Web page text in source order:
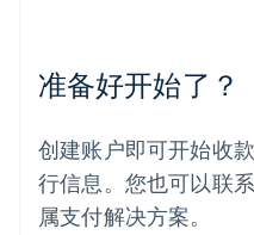
准备好开始了？
创建账户即可开始收
行信息。您也可以联
属支付解决方案。
日本
日本語English
SvenskaEnglish
瑞士
DeutschFrançais Italiano
塞浦路斯